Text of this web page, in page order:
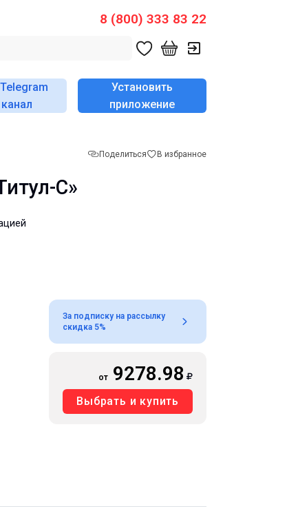
8 (800) 333 83 22
Telegram
канал
Установить
приложение
Поделиться В избранное
С»
За подписку на рассылку
скидка 5%
от 9278.98
Выбрать и купить